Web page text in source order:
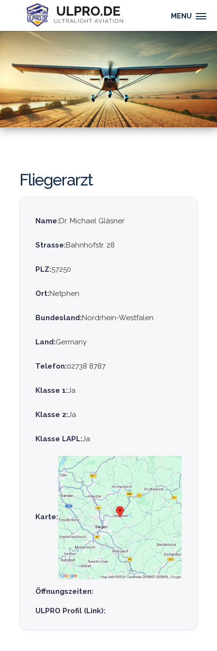
MENU
Fliegerarzt
Name:Dr. Michael Gläsner
Strasse:Bahnhofstr. 28
PLZ:57250
Ort:Netphen
Bundesland:Nordrhein-Westfalen
Land:Germany
Telefon:02738 8787
Klasse 1:Ja
Klasse 2:Ja
Klasse LAPL:Ja
Karte:
Öffnungszeiten:
ULPRO Profil (Link):